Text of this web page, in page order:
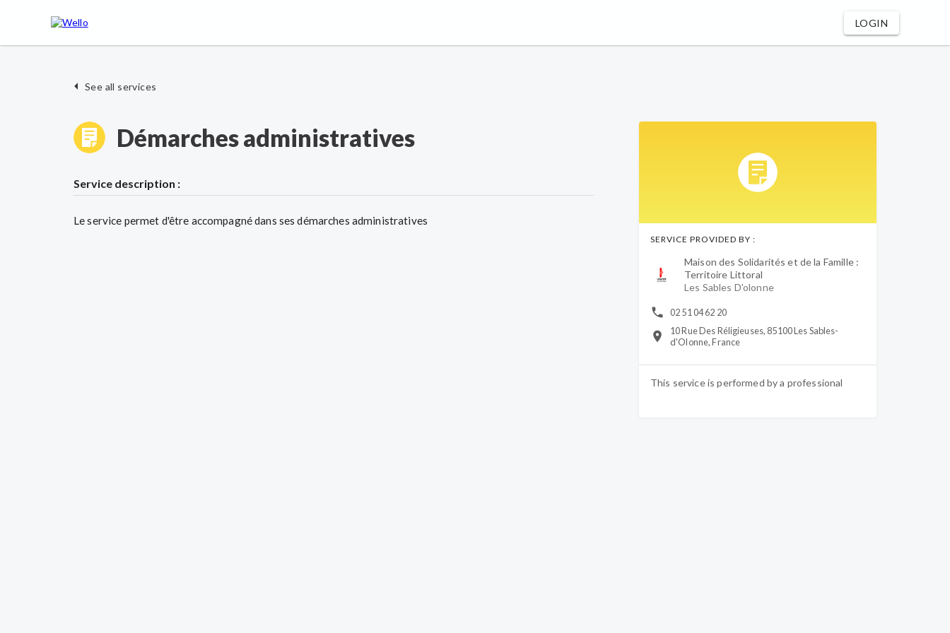
LOGIN
See all services
Démarches administratives
Service description :
Le service permet d'être accompagné dans ses démarches administratives
SERVICE PROVIDED BY :
Maison des Solidarités et de la Famille :
Territoire Littoral
Les Sables D'olonne
02 51 04 62 20
10 Rue Des Réligieuses, 85100 Les Sables-
d'Olonne, France
This service is performed by a professional